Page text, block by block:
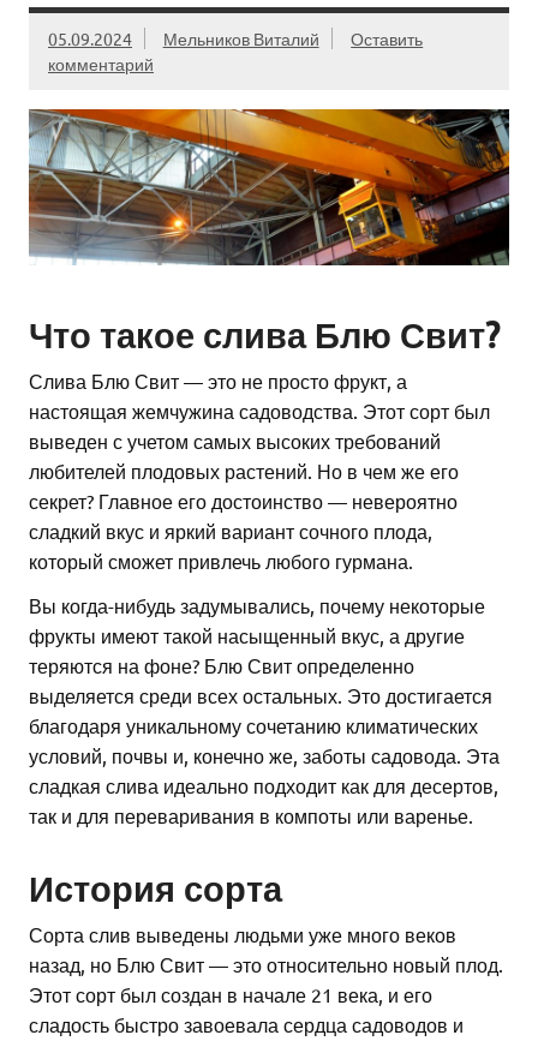
05.09.2024 Мельников Виталий
Оставить
комментарий
Что такое слива Блю Свит?
Слива Блю Свит — это не просто фрукт, а
настоящая жемчужина садоводства. Этот сорт был
выведен с учетом самых высоких требований
любителей плодовых растений. Но в чем же его
секрет? Главное его достоинство — невероятно
сладкий вкус и яркий вариант сочного плода,
который сможет привлечь любого гурмана.
Вы когда-нибудь задумывались, почему некоторые
фрукты имеют такой насыщенный вкус, а другие
теряются на фоне? Блю Свит определенно
выделяется среди всех остальных. Это достигается
благодаря уникальному сочетанию климатических
условий, почвы и, конечно же, заботы садовода. Эта
сладкая слива идеально подходит как для десертов,
так и для переваривания в компоты или варенье.
История сорта
Сорта слив выведены людьми уже много веков
назад, но Блю Свит — это относительно новый плод.
Этот сорт был создан в начале 21 века, и его
сладость быстро завоевала сердца садоводов и